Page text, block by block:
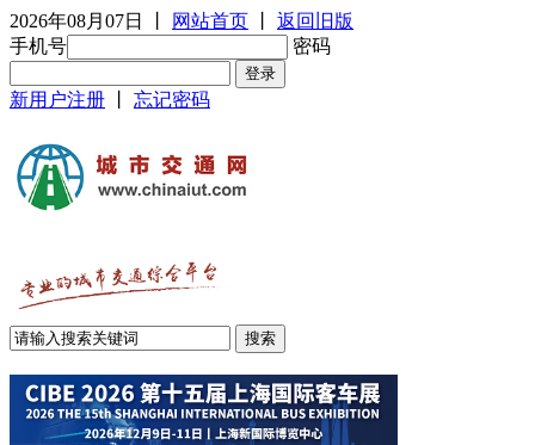
2026年08月07日 网站首页
返回旧版
手机号
密码
新用户注册 忘记密码